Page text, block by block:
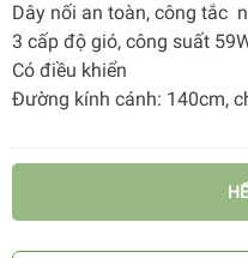
Dây nối an toàn, công tắc
3 cấp độ gió, công suất
Có điều khiển
Đường kính cánh: 140cm,